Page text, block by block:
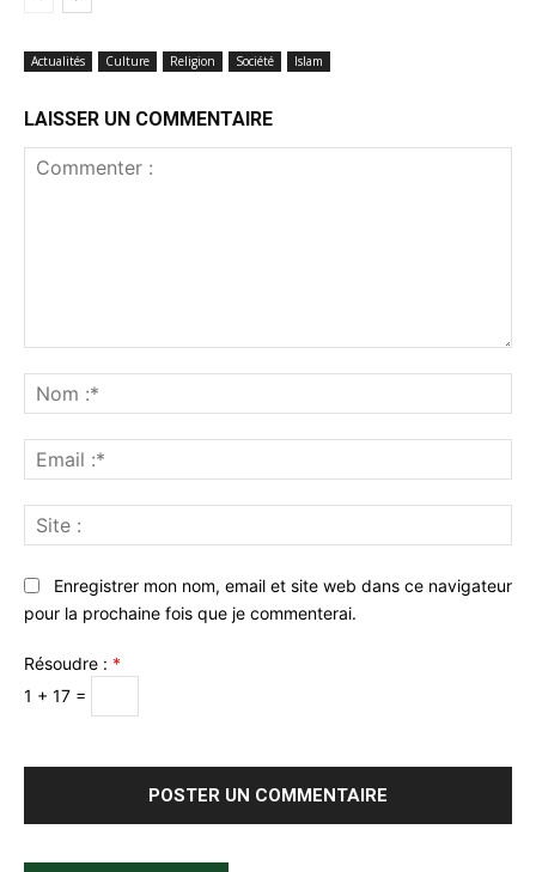
Actualités Culture Religion Société Islam
LAISSER UN COMMENTAIRE
:*
:*
:
Enregistrer mon nom, email et site web dans ce navigateur
pour la prochaine fois que je commenterai.
Résoudre : *
1 + 17 =